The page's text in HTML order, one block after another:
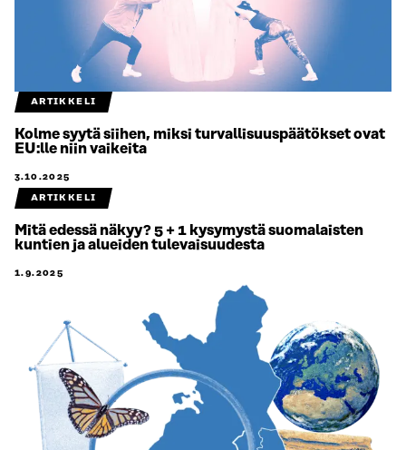
ARTIKKELI
Kolme syytä siihen, miksi turvallisuuspäätökset ovat
EU:lle niin vaikeita
3.10.2025
ARTIKKELI
Mitä edessä näkyy? 5 + 1 kysymystä suomalaisten
kuntien ja alueiden tulevaisuudesta
1.9.2025